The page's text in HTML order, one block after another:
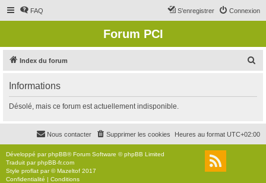
FAQ Connexion
S’enregistrer
Forum PCI
Index du forum
r
c
Informations
Désolé, mais ce forum est actuellement indisponible.
Heures au format UTC+02:00
Supprimer les cookies
Nous contacter
Développé parphpBB® Forum Software © phpBB Limited
Traduit parphpBB-fr.com
Style proflat par ©Mazeltof 2017
Confidentialité | Conditions